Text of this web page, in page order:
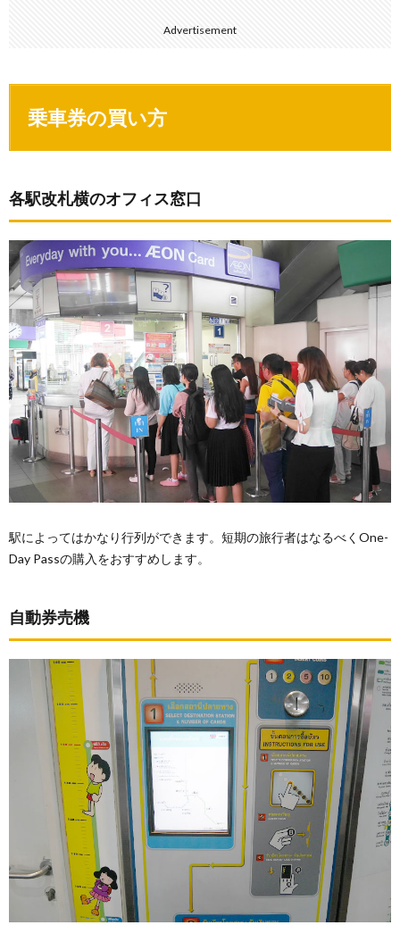
Advertisement
乗車券の買い方
各駅改札横のオフィス窓口
駅によってはかなり行列ができます。短期の旅行者はなるべくOne-
Day Passの購入をおすすめします。
自動券売機